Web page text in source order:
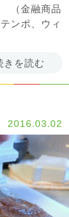
（金融商品
ンポ、ウィ
きを読む
2016.03.02